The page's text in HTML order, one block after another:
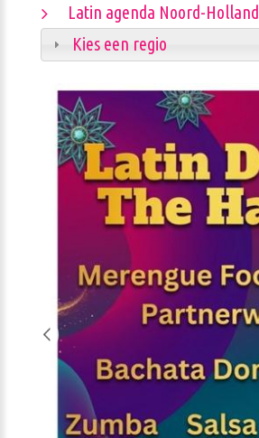
Latin agenda Noord-Holland
Kies een regio